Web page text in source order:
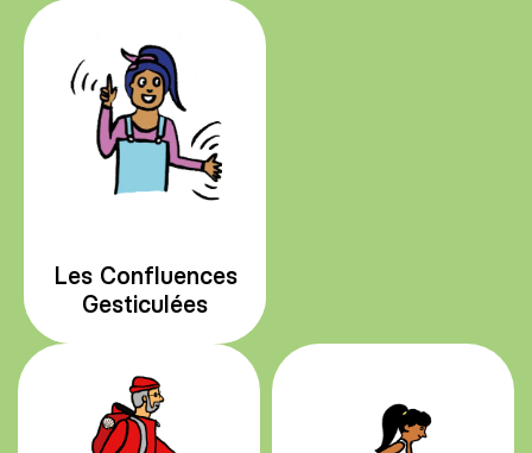
Les Confluences
Gesticulées